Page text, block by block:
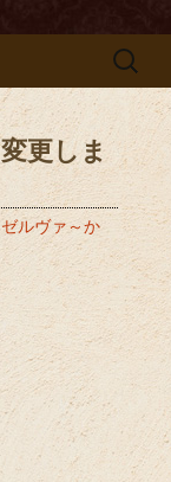
検
更しま
ルヴァ～か